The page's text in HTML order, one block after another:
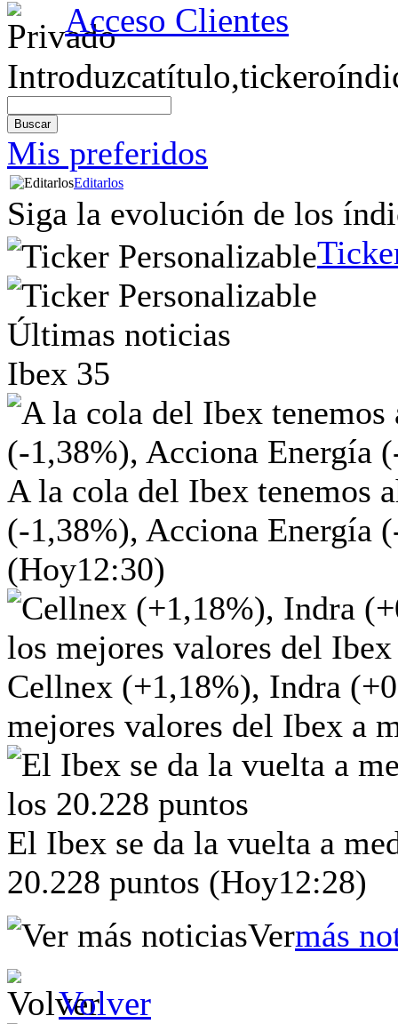
Acceso Clientes
Introduzcatítulo,tickero
Mis preferidos
Editarlos
Siga la evolución de los
Últimas noticias
Ibex 35
A la cola del Ibex tenemos
(-1,38%), Acciona Energía
(Hoy12:30)
Cellnex (+1,18%), Indra
mejores valores del Ibex a
El Ibex se da la vuelta a
20.228 puntos (Hoy12:28)
Vermás
Volver